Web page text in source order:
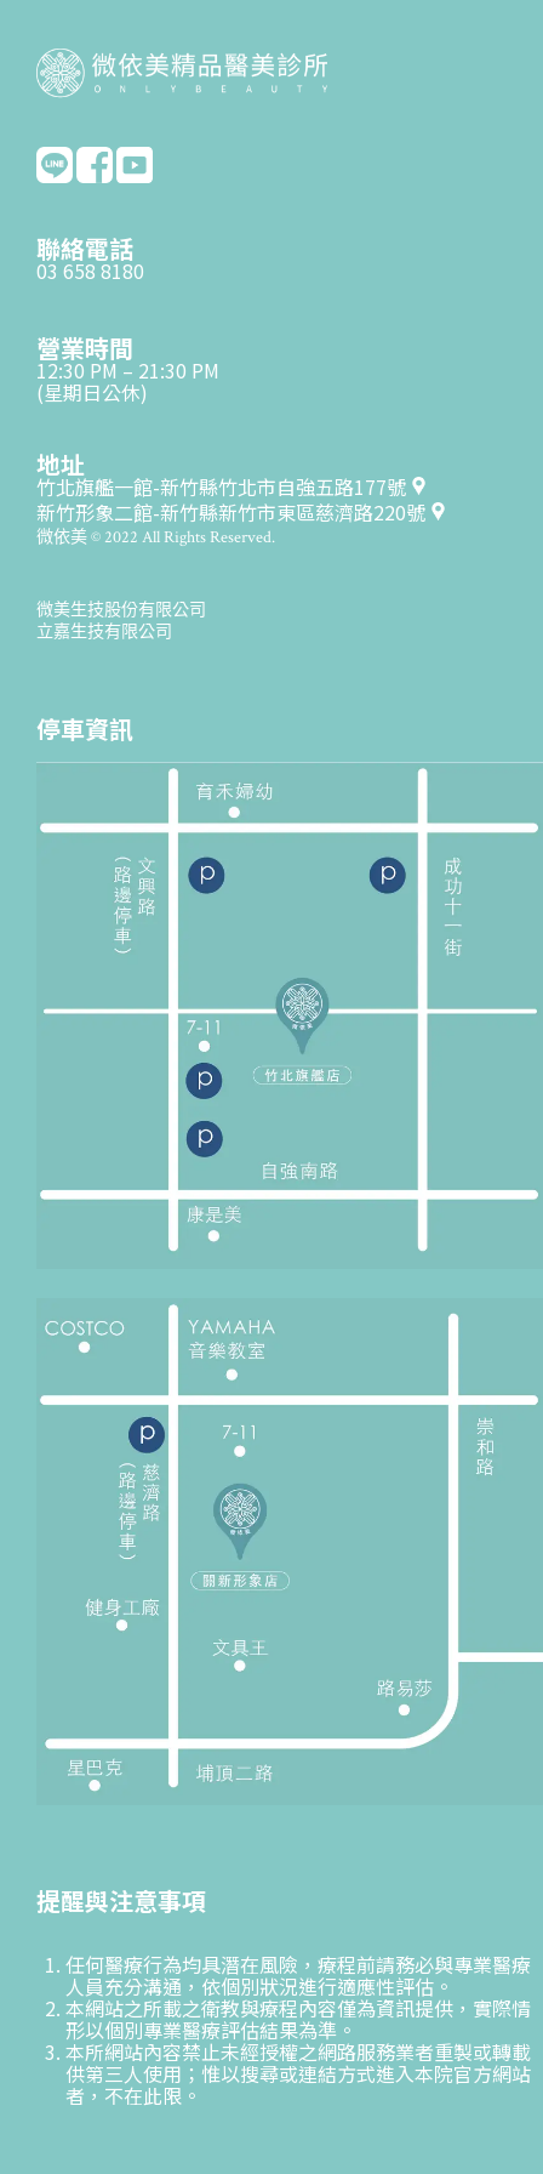
聯絡電話
03 658 8180
營業時間
12:30 PM – 21:30 PM
(星期日公休)
地址
竹北旗艦一館-新竹縣竹北市自強五路177號
新竹形象二館-新竹縣新竹市東區慈濟路220號
微依美 © 2022 All Rights Reserved.
微美生技股份有限公司
立嘉生技有限公司
停車資訊
提醒與注意事項
任何醫療行為均具潛在風險，療程前請務必與專業醫療
人員充分溝通，依個別狀況進行適應性評估。
本網站之所載之衛教與療程內容僅為資訊提供，實際情
形以個別專業醫療評估結果為準。
本所網站內容禁止未經授權之網路服務業者重製或轉載
供第三人使用；惟以搜尋或連結方式進入本院官方網站
者，不在此限。